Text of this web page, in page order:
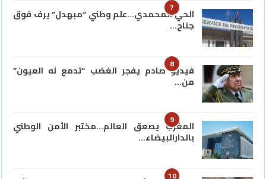
7
الحي المحمدي…علم وطني “مبهدل” يرف فوق
جناح…
8
فيديو صادم يفجر الغضب “تدمع له العيون”
من…
9
المغرب يصعق العالم…مختبر الأمن الوطني
بالدارالبيضاء…
10